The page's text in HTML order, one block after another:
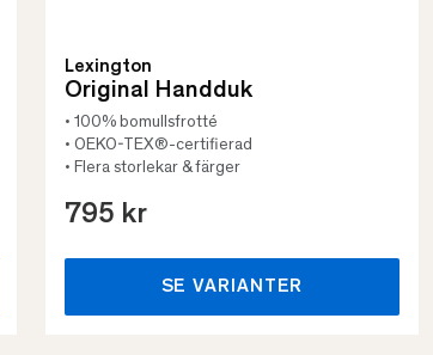
Lexington
Original Handduk
• 100% bomullsfrotté
• OEKO-TEX®-certifierad
• Flera storlekar & färger
795 kr
SE VARIANTER